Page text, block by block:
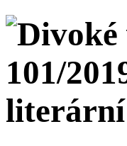
literární